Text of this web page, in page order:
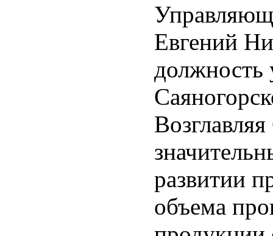
Евгений
должность
развитии
объема